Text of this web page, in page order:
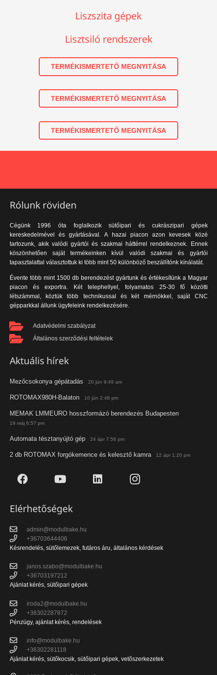
Liszszita gépek
Lisztsiló rendszerek
TERMÉKISMERTETŐ MEGNYITÁSA
TERMÉKISMERTETŐ MEGNYITÁSA
TERMÉKISMERTETŐ MEGNYITÁSA
Rólunk röviden
Cégünk 1996 óta foglalkozik sütőipari és cukrászipari gépek
kereskedelmével és gyártásával. A hazai piacon azon kevesek közé
tartozunk, akik valódi gyártói és szakmai háttérrel rendelkeznek. Ennek
köszönhetően saját termékeinken kívül valódi szakmai és gyártói
tapasztalattal választottuk ki több mint 50 különböző beszállítónk kínálatát.
Évente több mint 1500 db berendezést gyártunk és értékesítünk a Magyar
piacon és exportra. Két telephellyel, folyamatos 25-30 fő közötti
létszámmal, köztük több technikussal és két mérnökkel, saját CNC
gépparkkal állunk ügyfeleink rendelkezésére.
Adatvédelmi szabályzat
Általános szerződési feltételek
Aktuális hírek
Mezőcsokonya gépátadás 20 jún 9:49 am
ROTOMAX980H-Balaton 10 jún 2:48 pm
MEMAK LMMEURO hosszformázó berendezés Budapesten
19 máj 6:57 pm
Automata tésztanyújtó gép 24 ápr 7:56 pm
2 db ROTOMAX forgókemence és kelesztő kamra 12 ápr 1:20 pm
Elérhetőségek
admin@modulbake.hu
+36703644406
Késrendelés, sütőlemezek, futáros áru, általános kérdések
janos.szabo@modulbake.hu
+36703197212
Ajánlat kérés, sütőipari gépek
iroda2@modulbake.hu
+36302287872
Pénzügy, ajánlat kérés, rendelések
info@modulbake.hu
+36302281118
Ajánlat kérés, sütőkocsik, sütőipari gépek, vetőszerkezetek